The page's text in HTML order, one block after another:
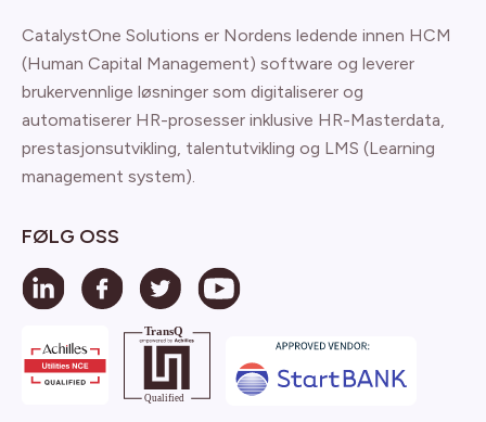
CatalystOne Solutions er Nordens ledende innen HCM
(Human Capital Management) software og leverer
brukervennlige løsninger som digitaliserer og
automatiserer HR-prosesser inklusive HR-Masterdata,
prestasjonsutvikling, talentutvikling og LMS (Learning
management system).
FØLG OSS